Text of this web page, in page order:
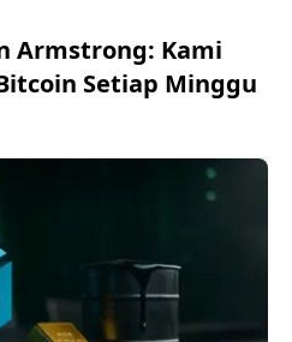
Armstrong: Kami
Setiap Minggu